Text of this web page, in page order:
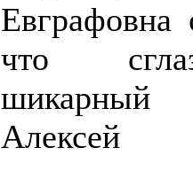
Евграфовна
что
Алексей